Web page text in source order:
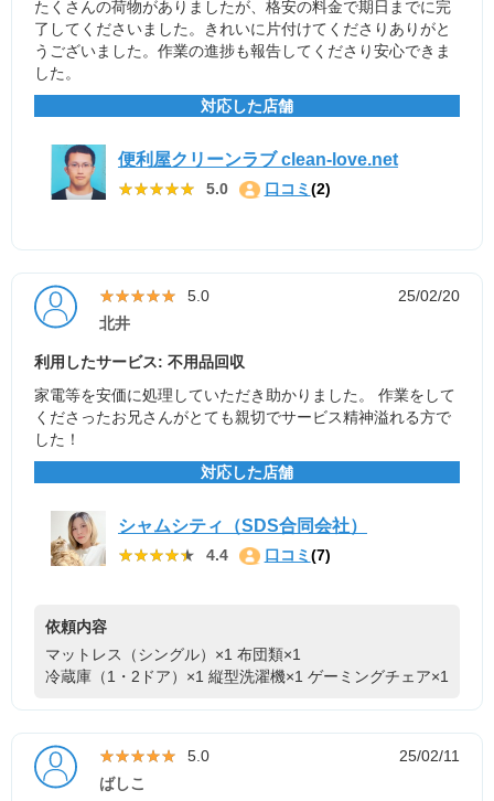
たくさんの荷物がありましたが、格安の料金で期日までに完
了してくださいました。きれいに片付けてくださりありがと
うございました。作業の進捗も報告してくださり安心できま
した。
対応した店舗
便利屋クリーンラブ clean-love.net
★★★★★
★★★★★ 5.0 口コミ (2)
★★★★★
★★★★★ 5.0
25/02/20
北井
利用したサービス: 不用品回収
家電等を安価に処理していただき助かりました。 作業をして
くださったお兄さんがとても親切でサービス精神溢れる方で
した！
対応した店舗
シャムシティ（SDS合同会社）
★★★★★
★★★★★ 4.4 口コミ (7)
依頼内容
マットレス（シングル）×1 布団類×1
冷蔵庫（1・2ドア）×1 縦型洗濯機×1 ゲーミングチェア×1
★★★★★
★★★★★ 5.0
25/02/11
ばしこ